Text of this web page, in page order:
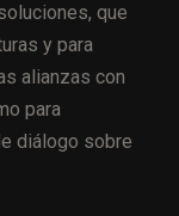
que
y para
alianzas con
para
diálogo sobre